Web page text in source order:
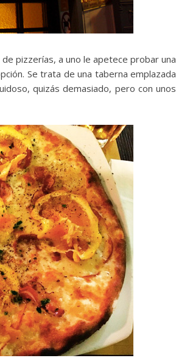
de pizzerías, a uno le apetece probar una
Se trata de una taberna emplazada
quizás demasiado, pero con unos